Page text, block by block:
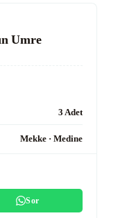
SON KOLTUKLAR
Umre
3 Adet
Mekke · Medine
Sor